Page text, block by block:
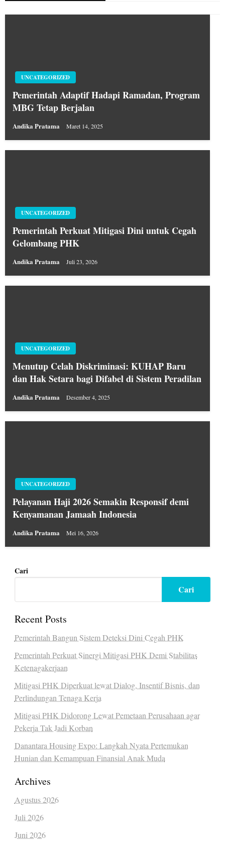
UNCATEGORIZED
Pemerintah Adaptif Hadapi Ramadan, Program
MBG Tetap Berjalan
Andika Pratama Maret 14, 2025
UNCATEGORIZED
Pemerintah Perkuat Mitigasi Dini untuk Cegah
Gelombang PHK
Andika Pratama Juli 23, 2026
UNCATEGORIZED
Menutup Celah Diskriminasi: KUHAP Baru
dan Hak Setara bagi Difabel di Sistem Peradilan
Andika Pratama Desember 4, 2025
UNCATEGORIZED
Pelayanan Haji 2026 Semakin Responsif demi
Kenyamanan Jamaah Indonesia
Andika Pratama Mei 16, 2026
Cari
Cari
Recent Posts
Pemerintah Bangun Sistem Deteksi Dini Cegah PHK
Pemerintah Perkuat Sinergi Mitigasi PHK Demi Stabilitas
Ketenagakerjaan
Mitigasi PHK Diperkuat lewat Dialog, Insentif Bisnis, dan
Perlindungan Tenaga Kerja
Mitigasi PHK Didorong Lewat Pemetaan Perusahaan agar
Pekerja Tak Jadi Korban
Danantara Housing Expo: Langkah Nyata Pertemukan
Hunian dan Kemampuan Finansial Anak Muda
Archives
Agustus 2026
Juli 2026
Juni 2026